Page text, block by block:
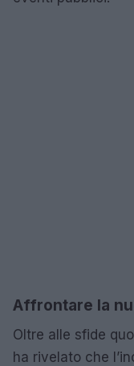
Affrontare la
Oltre alle sfide
ha rivelato che